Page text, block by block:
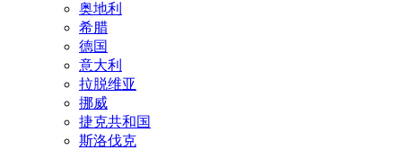
奥地利
希腊
德国
意大利
拉脱维亚
挪威
捷克共和国
斯洛伐克